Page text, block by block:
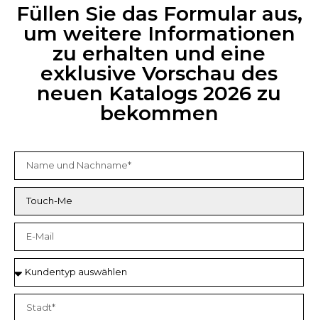
Füllen Sie das Formular aus,
um weitere Informationen
zu erhalten und eine
exklusive Vorschau des
neuen Katalogs 2026 zu
bekommen